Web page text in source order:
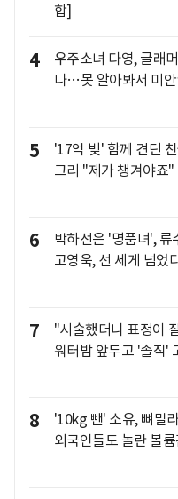
합]
4
우주소녀 다영, 글래
나…못 알아봐서 미
5
'17억 빚' 함께 견딘
그리 "제가 챙겨야죠"
6
박하선은 '명품녀',
고영욱, 선 세게 넘었
7
"시술했더니 표정이
워터밤 앞두고 '솔직'
8
'10kg 뺀' 소유, 뼈말
외국인들도 놀란 볼